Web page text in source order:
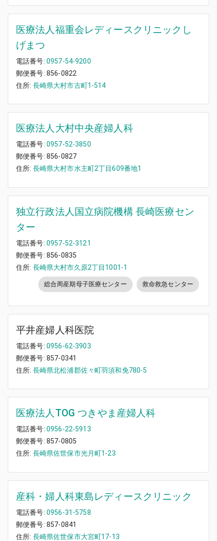
医療法人福重会レディースクリニックし
げまつ
電話番号: 0957-54-9200
郵便番号: 856-0822
住所: 長崎県大村市古町1-514
医療法人大村中央産婦人科
電話番号: 0957-52-3850
郵便番号: 856-0827
住所: 長崎県大村市水主町2丁目609番地1
独立行政法人国立病院機構 長崎医療セン
ター
電話番号: 0957-52-3121
郵便番号: 856-0835
住所: 長崎県大村市久原2丁目1001-1
総合周産期母子医療センター 救命救急センター
平井産婦人科医院
電話番号: 0956-62-3903
郵便番号: 857-0341
住所: 長崎県北松浦郡佐々町羽須和免780-5
医療法人TOG つきやま産婦人科
電話番号: 0956-22-5913
郵便番号: 857-0805
住所: 長崎県佐世保市光月町1-23
産科・婦人科東島レディースクリニック
電話番号: 0956-31-5758
郵便番号: 857-0841
住所: 長崎県佐世保市大宮町17-13